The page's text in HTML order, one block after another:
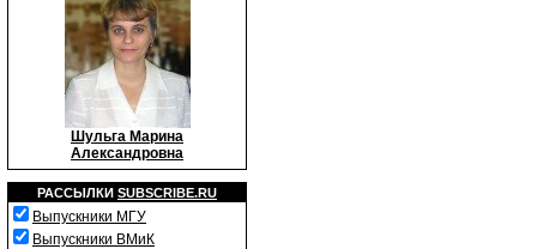
Шульга Марина
Александровна
РАССЫЛКИ SUBSCRIBE.RU
Выпускники МГУ
Выпускники ВМиК